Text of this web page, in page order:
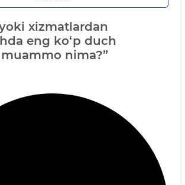
xizmatlardan
eng ko‘p duch
nima?”